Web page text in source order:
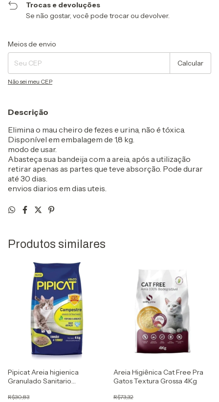
Trocas e devoluções
Se não gostar, você pode trocar ou devolver.
Entregas para o CEP:
Meios de envio
Calcular
Não sei meu CEP
Descrição
Elimina o mau cheiro de fezes e urina, não é tóxica.
Disponível em embalagem de 1,8 kg.
modo de usar.
Abasteça sua bandeija com a areia, após a utilização
retirar apenas as partes que teve absorção. Pode durar
até 30 dias.
envios diarios em dias uteis.
Produtos similares
Pipicat Areia higienica
Granulado Sanitario
R$30,83
Areia Higiênica Cat Free Pra
Gatos Textura Grossa 4Kg
R$73,32